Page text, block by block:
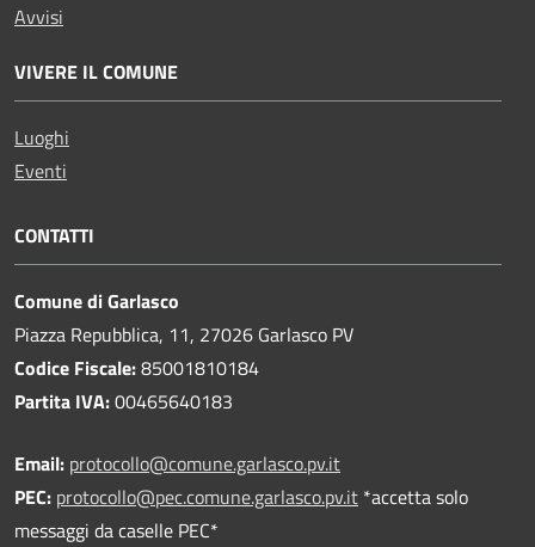
Avvisi
VIVERE IL COMUNE
Luoghi
Eventi
CONTATTI
Comune di Garlasco
Piazza Repubblica, 11, 27026 Garlasco PV
Codice Fiscale:85001810184
Partita IVA:00465640183
Email: protocollo@comune.garlasco.pv.it
PEC: protocollo@pec.comune.garlasco.pv.it *accetta solo
messaggi da caselle PEC*